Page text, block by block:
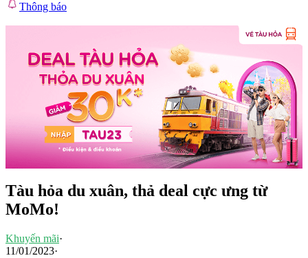
Thông báo
Tàu hỏa du xuân, thả deal cực ưng từ
MoMo!
Khuyến mãi·
11/01/2023·